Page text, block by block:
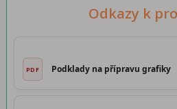
Odkazy k
Podklady na přípravu grafiky